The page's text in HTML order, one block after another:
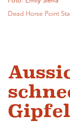
Dead Horse Point
Gipfel